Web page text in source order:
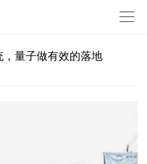

量子做有效的落地